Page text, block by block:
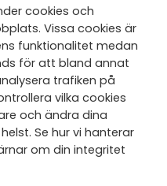
av Ekoappens
tar gärna del
och exklusiva
e-post.
cookies och
Vissa cookies är
funktionalitet medan
för att bland annat
trafiken på
vilka cookies
och ändra dina
Se hur vi hanterar
om din integritet